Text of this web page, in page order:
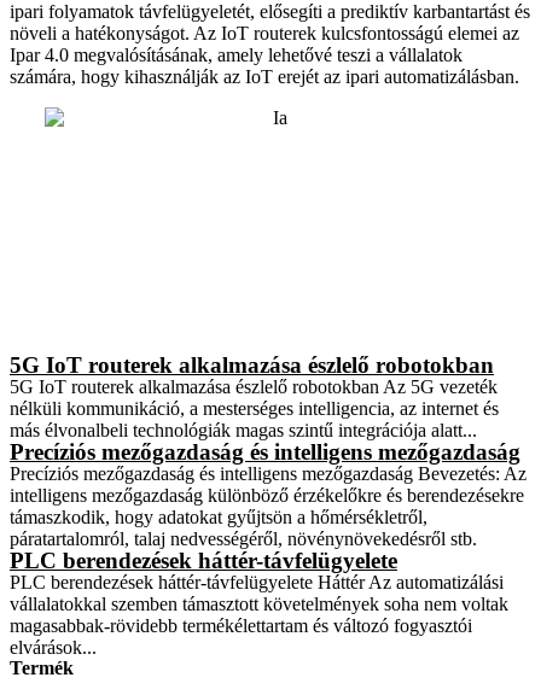
ipari folyamatok távfelügyeletét, elősegíti a prediktív karbantartást és
növeli a hatékonyságot. Az IoT routerek kulcsfontosságú elemei az
Ipar 4.0 megvalósításának, amely lehetővé teszi a vállalatok
számára, hogy kihasználják az IoT erejét az ipari automatizálásban.
5G IoT routerek alkalmazása észlelő robotokban
5G IoT routerek alkalmazása észlelő robotokban Az 5G vezeték
nélküli kommunikáció, a mesterséges intelligencia, az internet és
más élvonalbeli technológiák magas szintű integrációja alatt...
Precíziós mezőgazdaság és intelligens mezőgazdaság
Precíziós mezőgazdaság és intelligens mezőgazdaság Bevezetés: Az
intelligens mezőgazdaság különböző érzékelőkre és berendezésekre
támaszkodik, hogy adatokat gyűjtsön a hőmérsékletről,
páratartalomról, talaj nedvességéről, növénynövekedésről stb.
PLC berendezések háttér-távfelügyelete
PLC berendezések háttér-távfelügyelete Háttér Az automatizálási
vállalatokkal szemben támasztott követelmények soha nem voltak
magasabbak-rövidebb termékélettartam és változó fogyasztói
elvárások...
Termék